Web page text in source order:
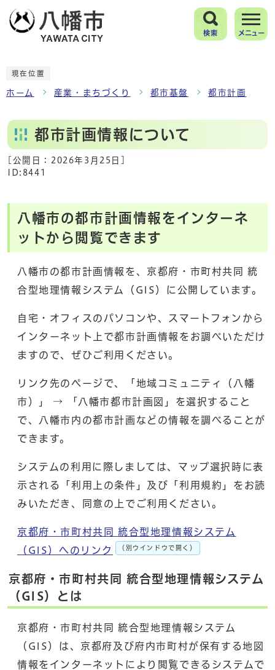
検索 メニュー
現在位置
ホーム 産業・まちづくり 都市基盤 都市計画
都市計画情報について
[公開日： 2026年3月25日
ID:8441
八幡市の都市計画情報をインターネ
ットから閲覧できます
八幡市の都市計画情報を、京都府・市町村共同 統
合型地理情報システム（GIS）に公開しています。
自宅・オフィスのパソコンや、スマートフォンから
インターネット上で都市計画情報をお調べいただけ
ますので、ぜひご利用ください。
リンク先のページで、「地域コミュニティ（八幡
市）」 → 「八幡市都市計画図」を選択すること
で、八幡市内の都市計画などの情報を調べることが
できます。
システムの利用に際しましては、マップ選択時に表
示される「利用上の条件」及び「利用規約」をお読
みいただき、同意の上でご利用ください。
京都府・市町村共同 統合型地理情報システム
（GIS）へのリンク
（別ウインドウで開く）
京都府・市町村共同 統合型地理情報システム
（GIS）とは
京都府・市町村共同 統合型地理情報システム
（GIS）は、京都府及び府内市町村が保有する地図
情報をインターネットにより閲覧できるシステムで